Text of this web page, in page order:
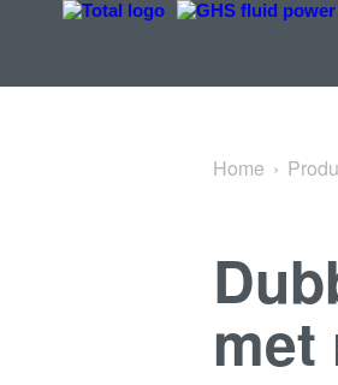
Terug naar Remkleppen
Home
met